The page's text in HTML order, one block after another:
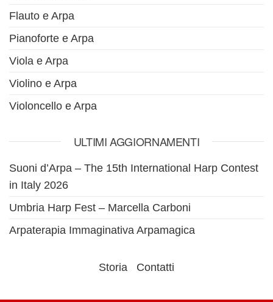
Flauto e Arpa
Pianoforte e Arpa
Viola e Arpa
Violino e Arpa
Violoncello e Arpa
ULTIMI AGGIORNAMENTI
Suoni d’Arpa – The 15th International Harp Contest
in Italy 2026
Umbria Harp Fest – Marcella Carboni
Arpaterapia Immaginativa Arpamagica
Storia Contatti